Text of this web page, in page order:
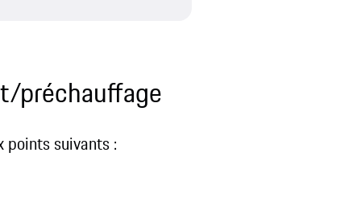
préchauffage
suivants :